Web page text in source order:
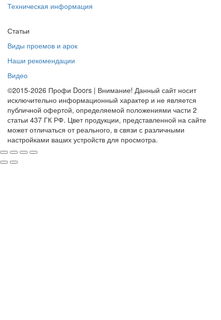
Техническая информация
Статьи
Виды проемов и арок
Наши рекомендации
Видео
©2015-2026 Профи Doors | Внимание! Данный сайт носит
исключительно информационный характер и не является
публичной офертой, определяемой положениями части 2
статьи 437 ГК РФ. Цвет продукции, представленной на сайте
может отличаться от реального, в связи с различными
настройками ваших устройств для просмотра.